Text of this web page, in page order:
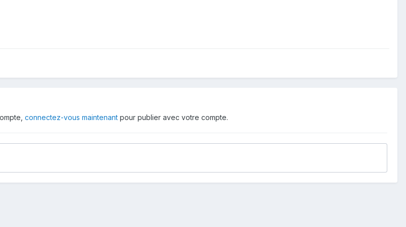
connectez-vous maintenant pour publier avec votre compte.